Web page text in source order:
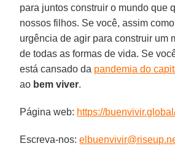
para juntos construir o mundo que
nossos filhos. Se você, assim
urgência de agir para construir um
de todas as formas de vida. Se
está cansado da pandemia do
ao bem viver.
Página web: https://
Escreva-nos: